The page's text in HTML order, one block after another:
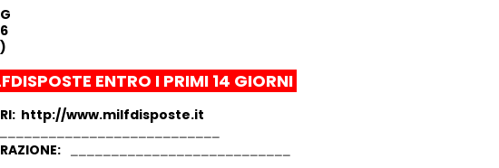
ENTRO I PRIMI 14 GIORNI
http://www.milfdisposte.it